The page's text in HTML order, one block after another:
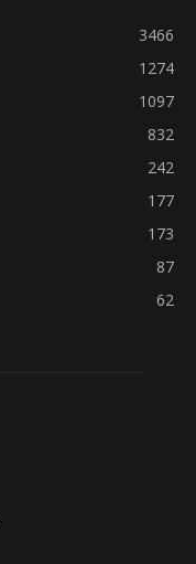
3466
1274
1097
832
242
177
173
87
62